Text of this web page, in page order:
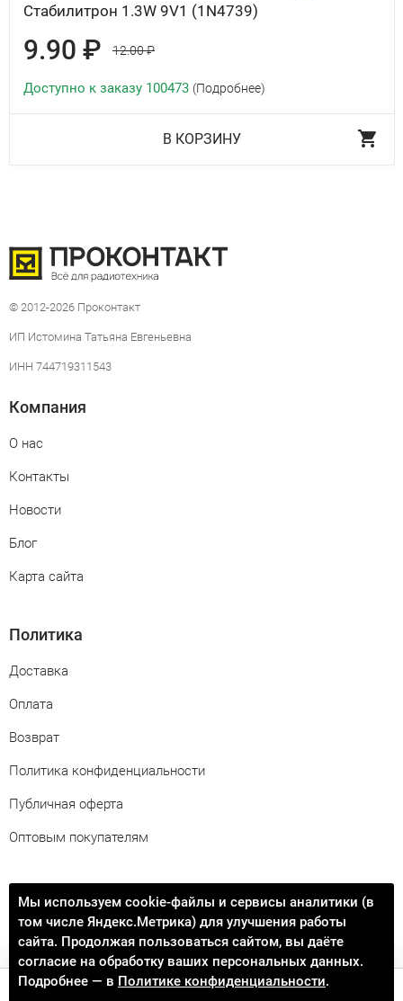
Стабилитрон 1.3W 9V1 (1N4739)
9.90 ₽ 12.00 ₽
Доступно к заказу 100473 (Подробнее)
В КОРЗИНУ
Мы используем cookie-файлы и сервисы аналитики (в
том числе Яндекс.Метрика) для улучшения работы
сайта. Продолжая пользоваться сайтом, вы даёте
согласие на обработку ваших персональных данных.
Подробнее — в Политике конфиденциальности.
© 2012-2026 Проконтакт
ИП Истомина Татьяна Евгеньевна
ИНН 744719311543
Компания
О нас
Контакты
Новости
Блог
Карта сайта
Политика
Доставка
Оплата
Возврат
Политика конфиденциальности
Публичная оферта
Оптовым покупателям
Свяжитесь с нами
info@procontact74.ru